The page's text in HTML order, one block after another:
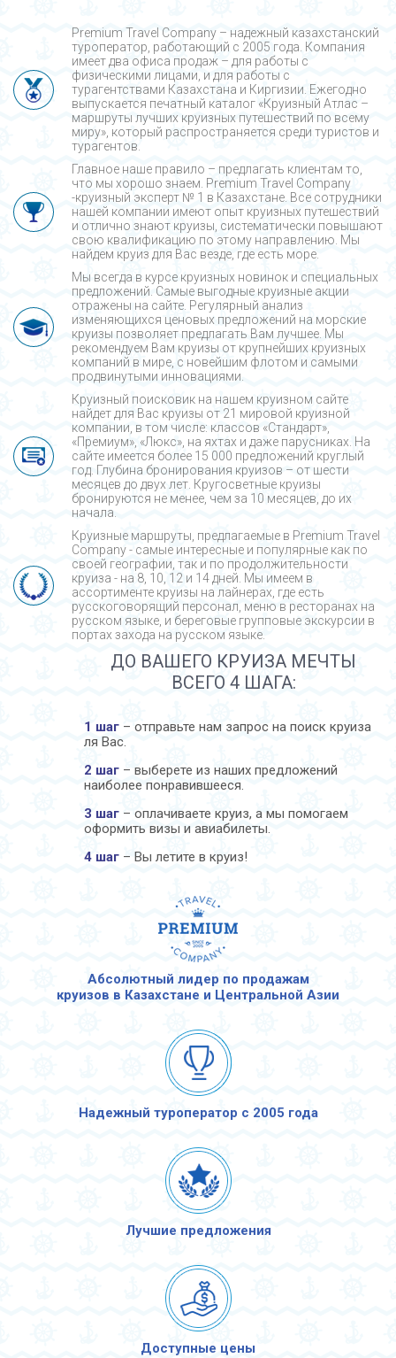
Premium Travel Company – надежный казахстанский
туроператор, работающий с 2005 года. Компания
имеет два офиса продаж – для работы с
физическими лицами, и для работы с
турагентствами Казахстана и Киргизии. Ежегодно
выпускается печатный каталог «Круизный Атлас –
маршруты лучших круизных путешествий по всему
миру», который распространяется среди туристов и
турагентов.
Главное наше правило – предлагать клиентам то,
что мы хорошо знаем. Premium Travel Company
-круизный эксперт № 1 в Казахстане. Все сотрудники
нашей компании имеют опыт круизных путешествий
и отлично знают круизы, систематически повышают
свою квалификацию по этому направлению. Мы
найдем круиз для Вас везде, где есть море.
Мы всегда в курсе круизных новинок и специальных
предложений. Самые выгодные круизные акции
отражены на сайте. Регулярный анализ
изменяющихся ценовых предложений на морские
круизы позволяет предлагать Вам лучшее. Мы
рекомендуем Вам круизы от крупнейших круизных
компаний в мире, с новейшим флотом и самыми
продвинутыми инновациями.
Круизный поисковик на нашем круизном сайте
найдет для Вас круизы от 21 мировой круизной
компании, в том числе: классов «Стандарт»,
«Премиум», «Люкс», на яхтах и даже парусниках. На
сайте имеется более 15 000 предложений круглый
год. Глубина бронирования круизов – от шести
месяцев до двух лет. Кругосветные круизы
бронируются не менее, чем за 10 месяцев, до их
начала.
Круизные маршруты, предлагаемые в Premium Travel
Company - cамые интересные и популярные как по
своей географии, так и по продолжительности
круиза - на 8, 10, 12 и 14 дней. Мы имеем в
ассортименте круизы на лайнерах, где есть
русскоговорящий персонал, меню в ресторанах на
русском языке, и береговые групповые экскурсии в
портах захода на русском языке.
ДО ВАШЕГО КРУИЗА МЕЧТЫ
ВСЕГО 4 ШАГА:
1 шаг – отправьте нам запрос на поиск круиза
ля Вас.
2 шаг – выберете из наших предложений
наиболее понравившееся.
3 шаг – оплачиваете круиз, а мы помогаем
оформить визы и авиабилеты.
4 шаг – Вы летите в круиз!
Абсолютный лидер по продажам
круизов в Казахстане и Центральной Азии
Надежный туроператор с 2005 года
Лучшие предложения
Доступные цены